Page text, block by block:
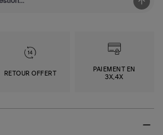
RETOUR OFFERT
PAIEMENT EN
3X,4X